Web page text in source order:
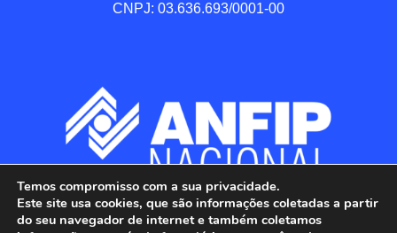
CNPJ: 03.636.693/0001-00
Temos compromisso com a sua privacidade.
Este site usa cookies, que são informações coletadas a partir
do seu navegador de internet e também coletamos